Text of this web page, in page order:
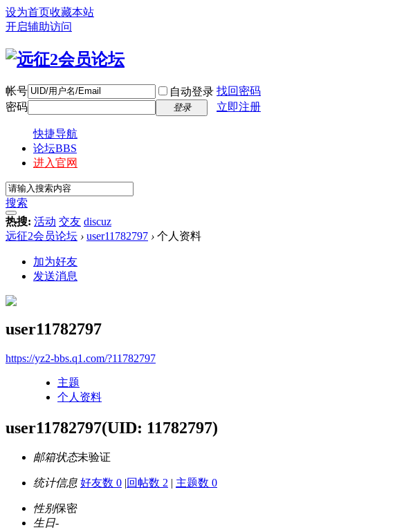
设为首页收藏本站
开启辅助访问
帐号 自动登录 找回密码
密码
登录 立即注册
快捷导航
论坛BBS
进入官网
搜索
热搜: 活动 交友 discuz
远征2会员论坛 › user11782797 › 个人资料
加为好友
发送消息
user11782797
https://yz2-bbs.q1.com/?11782797
主题
个人资料
user11782797(UID: 11782797)
邮箱状态未验证
统计信息 好友数 0 |回帖数 2 | 主题数 0
性别保密
生日-